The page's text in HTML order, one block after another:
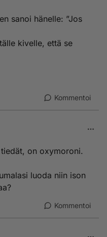
sanoi hänelle: ”Jos
kivelle, että se
Kommentoi
on oxymoroni.
luoda niin ison
Kommentoi